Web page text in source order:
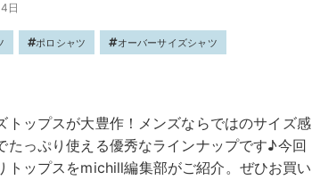
日
ポロシャツ オーバーサイズシャツ
トップスが大豊作！メンズならではのサイズ感
たっぷり使える優秀なラインナップです♪今回
トップスをmichill編集部がご紹介。ぜひお買い